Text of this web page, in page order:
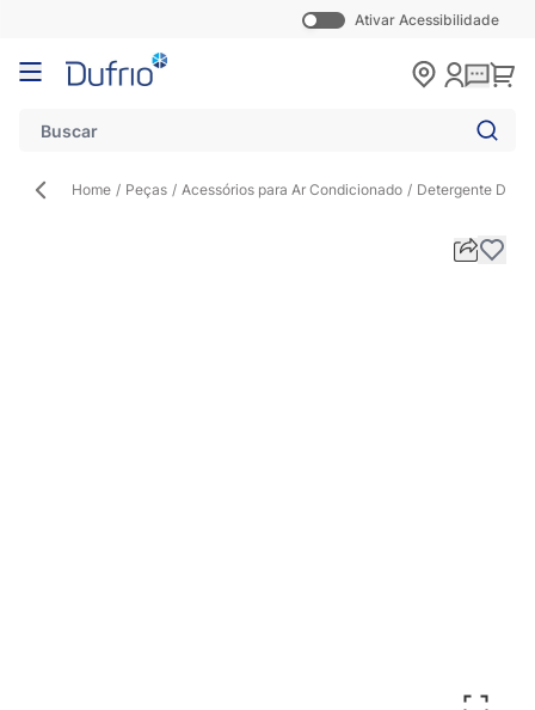
Ativar Acessibilidade
Pular para o conteúdo
Home / Peças / Acessórios para Ar Condicionado / Detergente